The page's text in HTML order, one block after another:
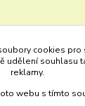
cookies pro
udělení souhlasu
reklamy.
webu s tímto